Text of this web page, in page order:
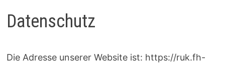
Datenschutz
Die Adresse unserer Website ist: https://ruk.fh-